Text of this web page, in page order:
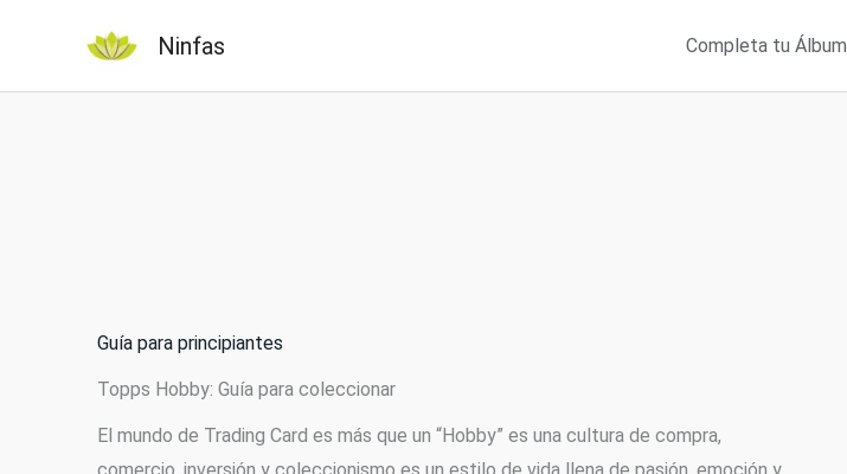
Ninfas Completa tu Álbum
Guía para principiantes
Topps Hobby: Guía para coleccionar
El mundo de Trading Card es más que un “Hobby” es una cultura de compra,
comercio, inversión y coleccionismo es un estilo de vida llena de pasión, emoción y